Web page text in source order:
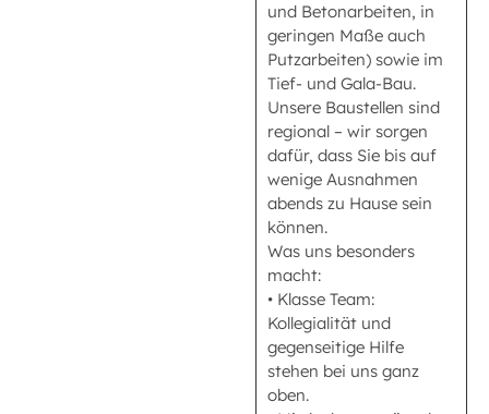
und Betonarbeiten, in
geringen Maße auch
Putzarbeiten) sowie im
Tief- und Gala-Bau.
Unsere Baustellen sind
regional – wir sorgen
dafür, dass Sie bis auf
wenige Ausnahmen
abends zu Hause sein
können.
Was uns besonders
macht:
• Klasse Team:
Kollegialität und
gegenseitige Hilfe
stehen bei uns ganz
oben.